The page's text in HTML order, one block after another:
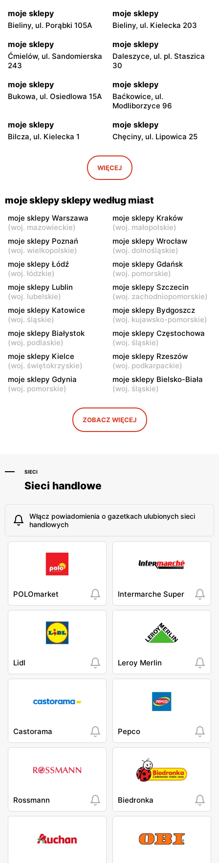
moje sklepy
Bieliny, ul. Porąbki 105A
moje sklepy
Bieliny, ul. Kielecka 203
moje sklepy
Ćmielów, ul. Sandomierska
243
moje sklepy
Daleszyce, ul. pl. Staszica
30
moje sklepy
Bukowa, ul. Osiedlowa 15A
moje sklepy
Baćkowice, ul.
Modliborzyce 96
moje sklepy
Bilcza, ul. Kielecka 1
moje sklepy
Chęciny, ul. Lipowica 25
Iwaniska, ul. Ujazdowska 5
moje sklepy
Bogoria, ul. Rynek 30
Gorzyce, ul. Szkolna 44 Grębów, ul. Wydrza 180
moje sklepy
Jadachy, ul. Jadachy 111
moje sklepy
Jeżowe, ul. Zalesie 77
moje sklepy
Kazimierza Wielka, ul.
Kolejowa 15
moje sklepy
Kamień, ul. Błonie 23
moje sklepy
Górki, ul. Górki 71
moje sklepy
Gumniska, ul. Gumniska
157C
moje sklepy
Iwierzyce, ul. Iwierzyce
152A
moje sklepy
Tczew, ul. Franciszka Żwirki
moje sklepy
Hyżne, ul. Hyżne 100
moje sklepy
Jarosław, ul. Pełkińska 147
Niebylec, ul. Niebylec 139 Opole, ul. Grudzicka 45
WIĘCEJ
moje sklepy sklepy według miast
moje sklepy Warszawa
(woj. mazowieckie)
moje sklepy Kraków
(woj. małopolskie)
moje sklepy Poznań
(woj. wielkopolskie)
moje sklepy Wrocław
(woj. dolnośląskie)
moje sklepy Łódź
(woj. łódzkie)
moje sklepy Gdańsk
(woj. pomorskie)
moje sklepy Lublin
(woj. lubelskie)
moje sklepy Szczecin
(woj. zachodniopomorskie)
moje sklepy Katowice
(woj. śląskie)
moje sklepy Bydgoszcz
(woj. kujawsko-pomorskie)
moje sklepy Białystok
(woj. podlaskie)
moje sklepy Częstochowa
(woj. śląskie)
moje sklepy Kielce
(woj. świętokrzyskie)
moje sklepy Rzeszów
(woj. podkarpackie)
moje sklepy Gdynia
(woj. pomorskie)
moje sklepy Bielsko-Biała
(woj. śląskie)
ZOBACZ WIĘCEJ
SIECI
Sieci handlowe
Włącz powiadomienia o gazetkach ulubionych sieci
handlowych
POLOmarket Intermarche Super
Lidl Leroy Merlin
Castorama Pepco
Rossmann Biedronka